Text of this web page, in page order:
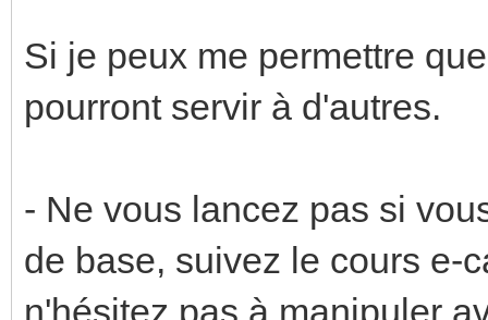
Si je peux me permettre
pourront servir à d'autres.
- Ne vous lancez pas si
de base, suivez le cours e-
n'hésitez pas à manipuler